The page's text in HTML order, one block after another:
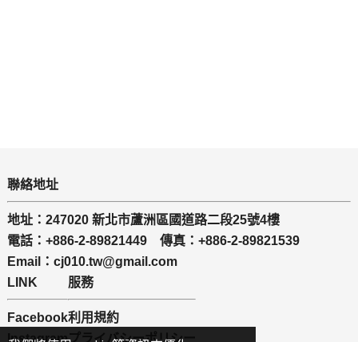
聯絡地址
地址：247020 新北市蘆洲區國道路二段25號4樓
電話：+886-2-89821449 傳真：+886-2-89821539
Email：cj010.tw@gmail.com
LINK
Facebook
Instagram
服務
利用規約
プライバシーポリシー